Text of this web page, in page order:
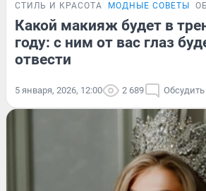
СТИЛЬ И КРАСОТА МОДНЫЕ СОВЕТЫ
Какой макияж будет в
году: с ним от вас глаз
отвести
5 января, 2026, 12:00 2 689 Обсудить